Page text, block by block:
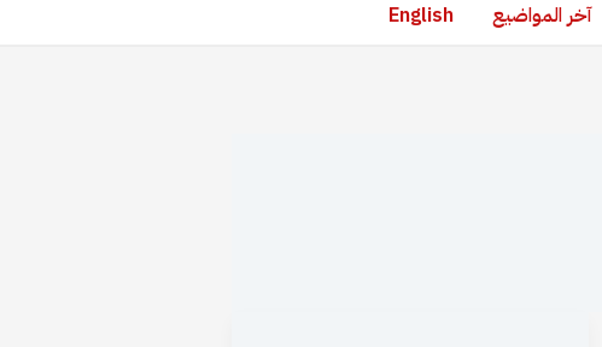
آخر المواضيع English